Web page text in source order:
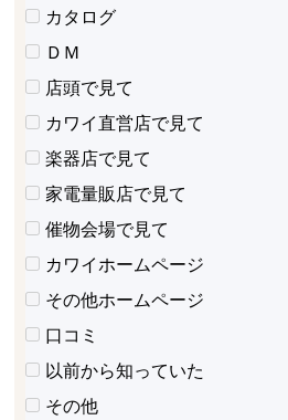
カタログ
ＤＭ
店頭で見て
カワイ直営店で見て
楽器店で見て
家電量販店で見て
催物会場で見て
カワイホームページ
その他ホームページ
口コミ
以前から知っていた
その他